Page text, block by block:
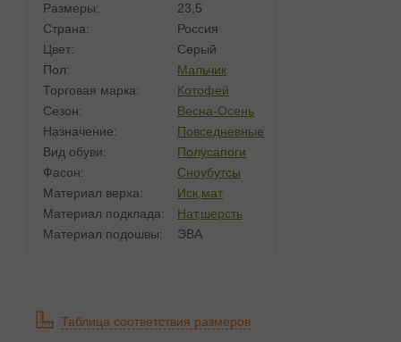
Размеры:
23,5
Страна:
Россия
Цвет:
Серый
Пол:
Мальчик
Торговая марка:
Котофей
Сезон:
Весна-Осень
Назначение:
Повседневные
Вид обуви:
Полусапоги
Фасон:
Сноубутсы
Материал верха:
Иск,мат
Материал подклада:
Нат,шерсть
Материал подошвы:
ЭВА
Таблица соответствия размеров